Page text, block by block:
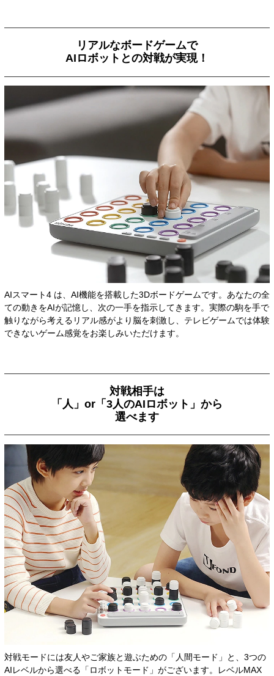
リアルなボードゲームで
AIロボットとの対戦が実現！
AIスマート4 は、AI機能を搭載した3Dボードゲームです。あなたの全
ての動きをAIが記憶し、次の一手を指示してきます。実際の駒を手で
触りながら考えるリアル感がより脳を刺激し、テレビゲームでは体験
できないゲーム感覚をお楽しみいただけます。
対戦相手は
「人」or「3人のAIロボット」から
選べます
対戦モードには友人やご家族と遊ぶための「人間モード」と、3つの
AIレベルから選べる「ロボットモード」がございます。レベルMAX